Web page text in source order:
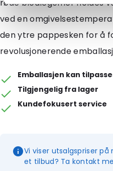
røde blodlegemer holdes
ved en
den ytre pappesken for å
revolusjonerende
Emballasjen kan
Tilgjengelig fra lager
Kundefokusert service
Vi viser utsalgspriser
et tilbud? Ta kontakt